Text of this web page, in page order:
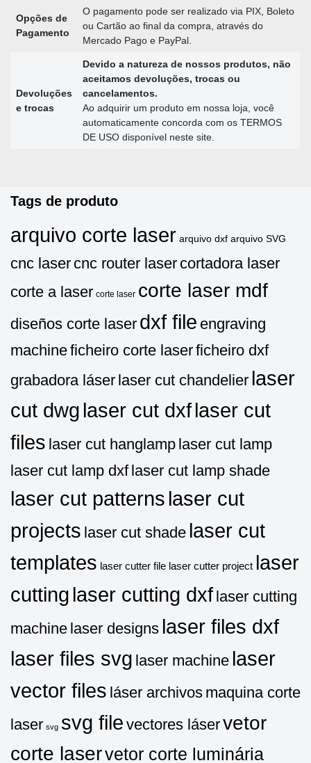
Opções de
Pagamento
O pagamento pode ser realizado via PIX, Boleto
ou Cartão ao final da compra, através do
Mercado Pago e PayPal.
Devoluções
e trocas
Devido a natureza de nossos produtos, não
aceitamos devoluções, trocas ou
cancelamentos.
Ao adquirir um produto em nossa loja, você
automaticamente concorda com os TERMOS
DE USO disponível neste site.
Tags de produto
arquivo corte laser arquivo dxf arquivo SVG
cnc laser cnc router laser cortadora laser
corte a laser corte laser corte laser mdf
diseños corte laser dxf file engraving
machineficheiro corte laserficheiro dxf
grabadora láser laser cut chandelier laser
cut dwg laser cut dxflaser cut
files laser cut hanglamp laser cut lamp
laser cut lamp dxf laser cut lamp shade
laser cut patterns laser cut
projects laser cut shade laser cut
templates laser cutter file laser cutter project laser
cutting laser cutting dxf laser cutting
machine laser designs laser files dxf
laser files svg laser machine laser
vector files láser archivos maquina corte
laser svg svg file vectores láservetor
corte laservetor corte luminária